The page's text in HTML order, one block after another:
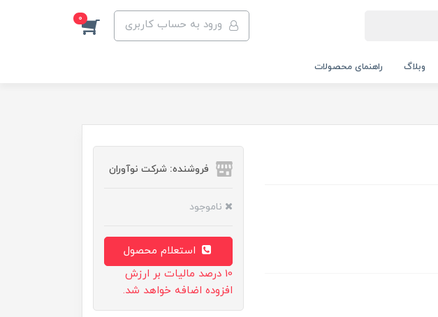
ورود به حساب کاربری 0
وبلاگ راهنمای محصولات
فروشنده: شرکت نوآوران
ناموجود
10 درصد مالیات بر ارزش
افزوده اضافه خواهد شد.